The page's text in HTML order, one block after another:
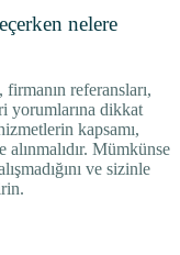
nelere
referansları,
yorumlarına dikkat
kapsamı,
Mümkünse
ve sizinle